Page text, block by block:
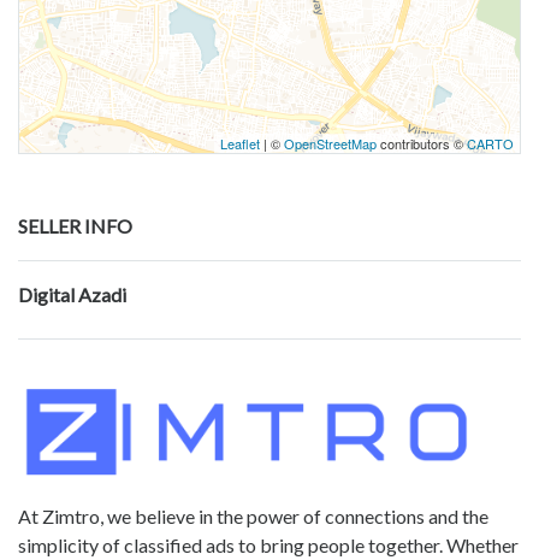
Leaflet | ©OpenStreetMapcontributors ©CARTO
SELLER INFO
Digital Azadi
At Zimtro, we believe in the power of connections and the
simplicity of classified ads to bring people together. Whether